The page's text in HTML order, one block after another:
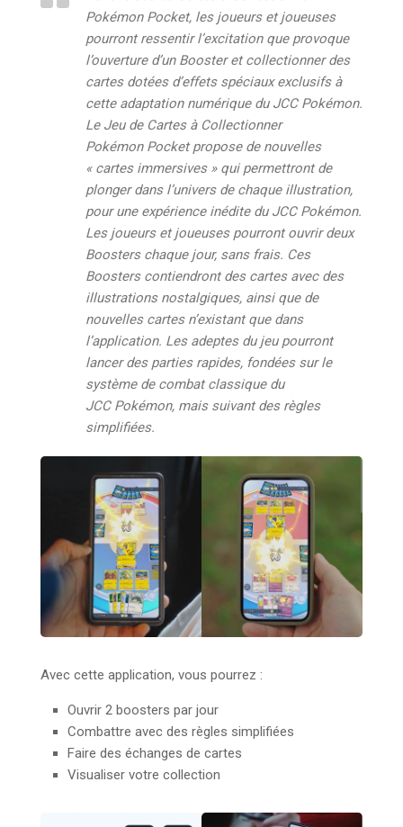
Pokémon Pocket, les joueurs et joueuses
pourront ressentir l’excitation que provoque
l’ouverture d’un Booster et collectionner des
cartes dotées d’effets spéciaux exclusifs à
cette adaptation numérique du JCC Pokémon.
Le Jeu de Cartes à Collectionner
Pokémon Pocketpropose de nouvelles
« cartes immersives » qui permettront de
plonger dans l’univers de chaque illustration,
pour une expérience inédite du JCC Pokémon.
Les joueurs et joueuses pourront ouvrir deux
Boosters chaque jour, sans frais. Ces
Boosters contiendront des cartes avec des
illustrations nostalgiques, ainsi que de
nouvelles cartes n’existant que dans
l’application. Les adeptes du jeu pourront
lancer des parties rapides, fondées sur le
système de combat classique du
JCC Pokémon, mais suivant des règles
simplifiées.
Avec cette application, vous pourrez :
Ouvrir 2 boosters par jour
Combattre avec des règles simplifiées
Faire des échanges de cartes
Visualiser votre collection